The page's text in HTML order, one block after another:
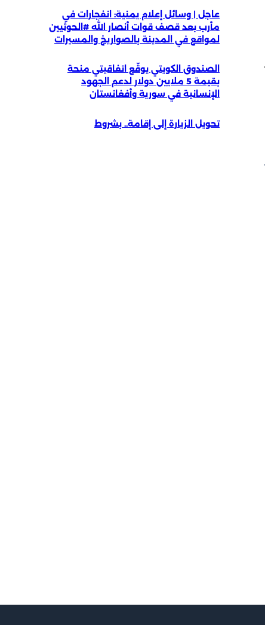
عاجل | وسائل إعلام يمنية: انفجارات في
مأرب بعد قصف قوات أنصار الله #الحوثيين
لمواقع في المدينة بالصواريخ والمسيرات
الصندوق الكويتي يوقّع اتفاقيتي منحة
بقيمة 5 ملايين دولار لدعم الجهود
الإنسانية في سورية وأفغانستان
تحويل الزيارة إلى إقامة.. بشروط